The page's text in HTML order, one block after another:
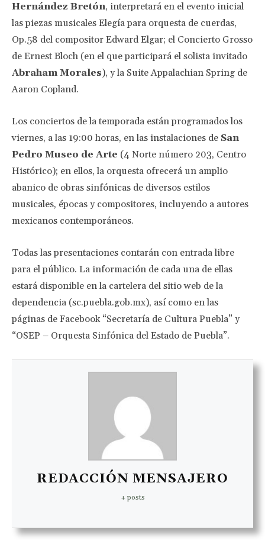
Hernández Bretón, interpretará en el evento inicial
las piezas musicales Elegía para orquesta de cuerdas,
Op.58 del compositor Edward Elgar; el Concierto Grosso
de Ernest Bloch (en el que participará el solista invitado
Abraham Morales), y la Suite Appalachian Spring de
Aaron Copland.
Los conciertos de la temporada están programados los
viernes, a las 19:00 horas, en las instalaciones de San
Pedro Museo de Arte (4 Norte número 203, Centro
Histórico); en ellos, la orquesta ofrecerá un amplio
abanico de obras sinfónicas de diversos estilos
musicales, épocas y compositores, incluyendo a autores
mexicanos contemporáneos.
Todas las presentaciones contarán con entrada libre
para el público. La información de cada una de ellas
estará disponible en la cartelera del sitio web de la
dependencia (sc.puebla.gob.mx), así como en las
páginas de Facebook “Secretaría de Cultura Puebla” y
“OSEP – Orquesta Sinfónica del Estado de Puebla”.
REDACCIÓN MENSAJERO
+ posts